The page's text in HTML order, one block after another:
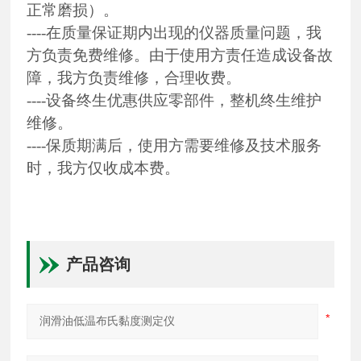
正常磨损）。
----在质量保证期内出现的仪器质量问题，我
方负责免费维修。由于使用方责任造成设备故
障，我方负责维修，合理收费。
----设备终生优惠供应零部件，整机终生维护
维修。
----保质期满后，使用方需要维修及技术服务
时，我方仅收成本费。
产品咨询